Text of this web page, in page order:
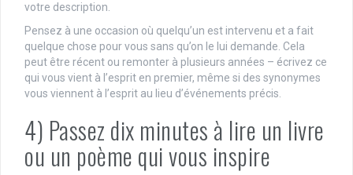
votre description.
Pensez à une occasion où quelqu’un est intervenu et a fait
quelque chose pour vous sans qu’on le lui demande. Cela
peut être récent ou remonter à plusieurs années – écrivez ce
qui vous vient à l’esprit en premier, même si des synonymes
vous viennent à l’esprit au lieu d’événements précis.
4) Passez dix minutes à lire un livre
ou un poème qui vous inspire